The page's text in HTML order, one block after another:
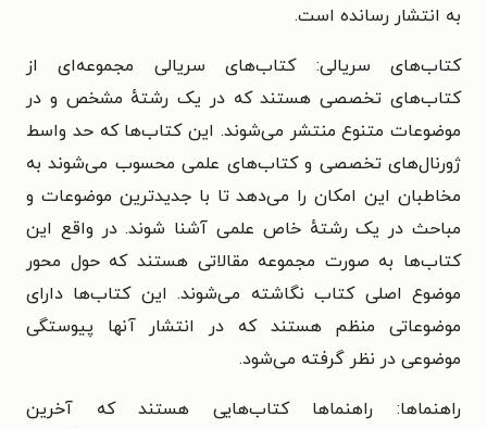
به انتشار رسانده است.
کتاب‌های سریالی: کتاب‌های سریالی مجموعه‌ای از
کتاب‌های تخصصی هستند که در یک رشتهٔ مشخص و در
موضوعات متنوع منتشر می‌شوند. این کتاب‌ها که حد واسط
ژورنال‌های تخصصی و کتاب‌های علمی محسوب می‌شوند به
مخاطبان این امکان را می‌دهد تا با جدیدترین موضوعات و
مباحث در یک رشتهٔ خاص علمی آشنا شوند. در واقع این
کتاب‌ها به صورت مجموعه مقالاتی هستند که حول محور
موضوع اصلی کتاب نگاشته می‌شوند. این کتاب‌ها دارای
موضوعاتی منظم هستند که در انتشار آنها پیوستگی
موضوعی در نظر گرفته می‌شود.
راهنماها: راهنماها کتاب‌هایی هستند که آخرین